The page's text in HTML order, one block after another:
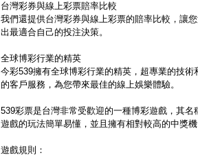
台灣彩券與線上彩票賠率比較
我們還提供台灣彩券與線上彩票的賠率比較，讓
出最適合自己的投注決策。
全球博彩行業的精英
今彩539擁有全球博彩行業的精英，超專業的技
的客戶服務，為您帶來最佳的線上娛樂體驗。
539彩票是台灣非常受歡迎的一種博彩遊戲，其
遊戲的玩法簡單易懂，並且擁有相對較高的中獎機
遊戲規則：